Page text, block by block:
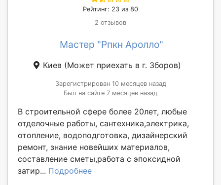
Рейтинг: 23 из 80
2 отзывов
Мастер "Рпкн Аролло"
Киев (Может приехать в г. Зборов)
Зарегистрирован 10 месяцев назад
Был на сайте 7 месяцев назад
В строительной сфере более 20лет, любые
отделочные работы, сантехника,электрика,
отопление, водоподготовка, дизайнерский
ремонт, знание новейших материалов,
составление сметы,работа с эпоксидной
затир... Подробнее